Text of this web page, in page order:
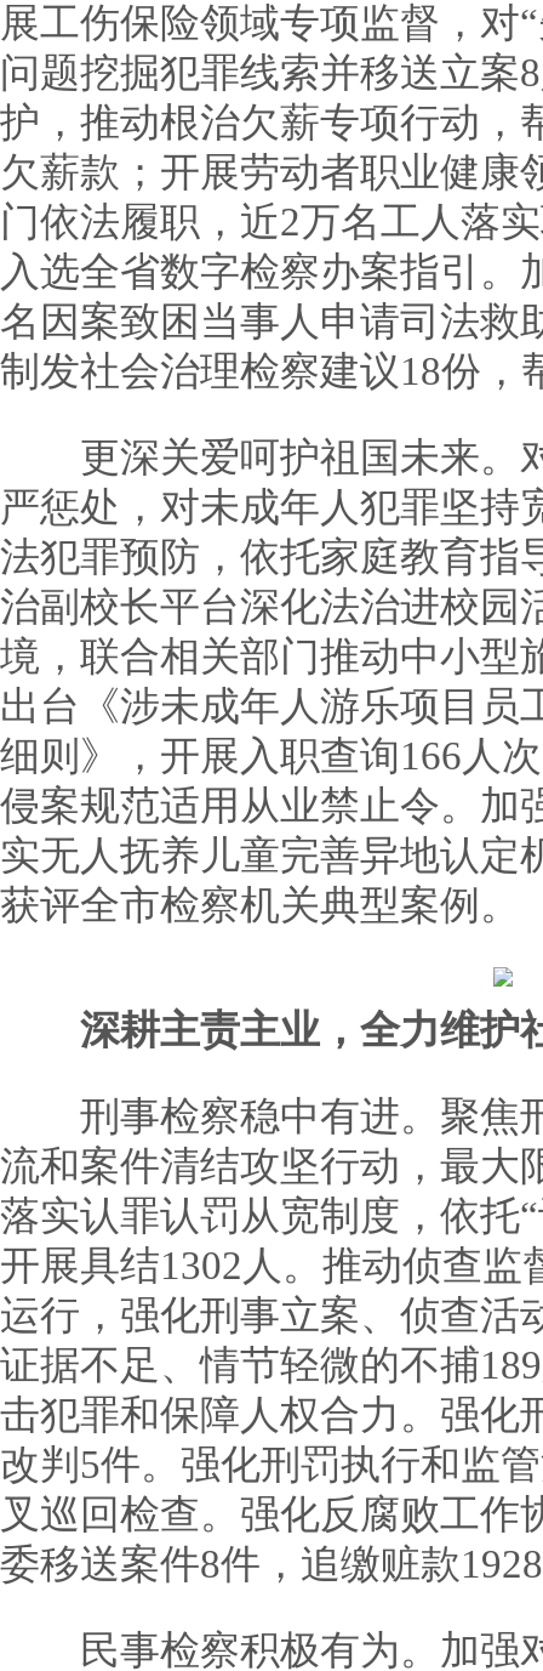
展工伤保险领域专项监督，对
问题挖掘犯罪线索并移送立案
护，推动根治欠薪专项行动，
欠薪款；开展劳动者职业健康
门依法履职，近2万名工人落
入选全省数字检察办案指引。
名因案致困当事人申请司法救
制发社会治理检察建议18份，
更深关爱呵护祖国未来。
严惩处，对未成年人犯罪坚持
法犯罪预防，依托家庭教育指
治副校长平台深化法治进校园
境，联合相关部门推动中小型
出台《涉未成年人游乐项目员
细则》，开展入职查询166人
侵案规范适用从业禁止令。加
实无人抚养儿童完善异地认定
获评全市检察机关典型案例。
深耕主责主业，全力维护
刑事检察稳中有进。聚焦
流和案件清结攻坚行动，最大
落实认罪认罚从宽制度，依托
开展具结1302人。推动侦查
运行，强化刑事立案、侦查活
证据不足、情节轻微的不捕
击犯罪和保障人权合力。强化
改判5件。强化刑罚执行和监
叉巡回检查。强化反腐败工作
委移送案件8件，追缴赃款
民事检察积极有为。加强